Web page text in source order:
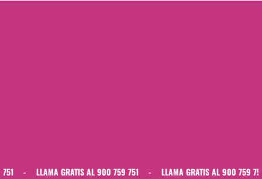
LLAMA GRATIS AL 900 759 751 - LLAMA GRATIS AL 900 759 751 -